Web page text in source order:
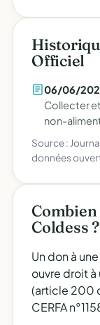
Officiel
06/06/
Collecter
non-
Source :
données
Coldess ?
Un don à
ouvre droit
(article 200
CERFA